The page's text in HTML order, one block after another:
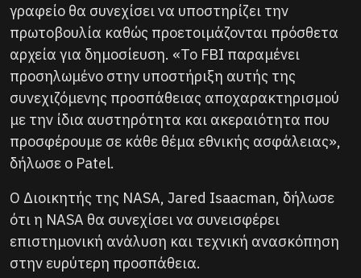
γραφείο θα συνεχίσει να υποστηρίζει την
πρωτοβουλία καθώς προετοιμάζονται πρόσθετα
αρχεία για δημοσίευση. «Το FBI παραμένει
προσηλωμένο στην υποστήριξη αυτής της
συνεχιζόμενης προσπάθειας αποχαρακτηρισμού
με την ίδια αυστηρότητα και ακεραιότητα που
προσφέρουμε σε κάθε θέμα εθνικής ασφάλειας»,
δήλωσε ο Patel.
Ο Διοικητής της NASA, Jared Isaacman, δήλωσε
ότι η NASA θα συνεχίσει να συνεισφέρει
επιστημονική ανάλυση και τεχνική ανασκόπηση
στην ευρύτερη προσπάθεια.